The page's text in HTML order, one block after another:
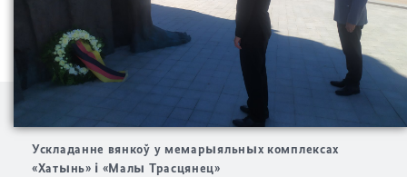
Ускладанне вянкоў у мемарыяльных комплексах
«Хатынь» і «Малы Трасцянец»